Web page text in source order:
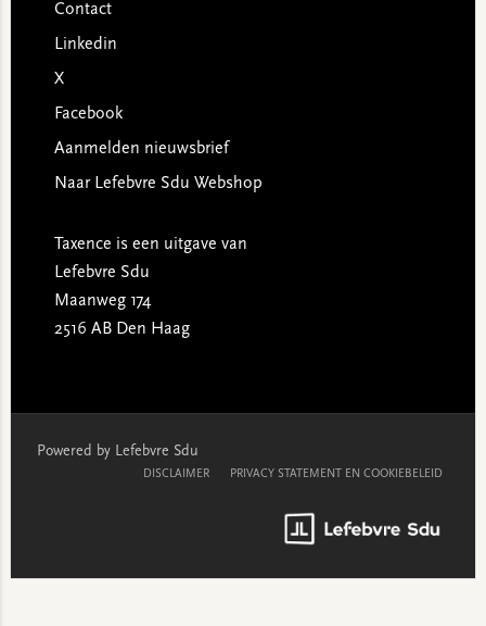
Contact
Linkedin
X
Facebook
Aanmelden nieuwsbrief
Naar Lefebvre Sdu Webshop
Taxence is een uitgave van
Lefebvre Sdu
Maanweg 174
2516 AB Den Haag
Powered by Lefebvre Sdu
DISCLAIMER PRIVACY STATEMENT EN COOKIEBELEID